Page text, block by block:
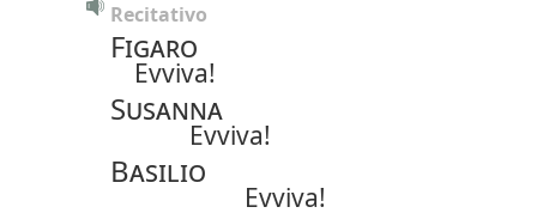
Recitativo
Figaro
Evviva!
Susanna
Evviva!
Basilio
Evviva!